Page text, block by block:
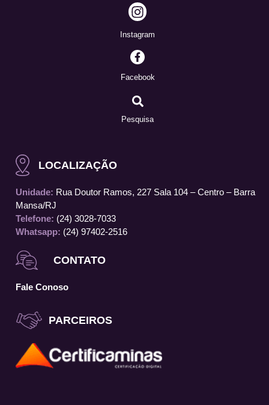
I
n
s
t
a
g
a
m
Instagram
Facebook
Pesquisa
LOCALIZAÇÃO
Unidade: Rua Doutor Ramos, 227 Sala 104 – Centro – Barra
Mansa/RJ
Telefone: (24) 3028-7033
Whatsapp: (24) 97402-2516
CONTATO
Fale Conoso
PARCEIROS